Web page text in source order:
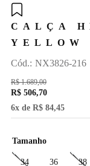
CALÇA
YELLOW
: NX3826-216
R$ 1.689,00
R$ 506,70
6x de R$ 84,45
Tamanho
34 36 38